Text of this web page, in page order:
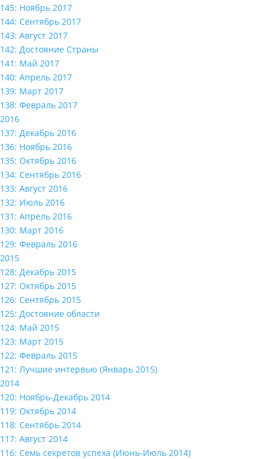
145: Ноябрь 2017
144: Сентябрь 2017
143: Август 2017
142: Достояние Страны
141: Май 2017
140: Апрель 2017
139: Март 2017
138: Февраль 2017
2016
137: Декабрь 2016
136: Ноябрь 2016
135: Октябрь 2016
134: Сентябрь 2016
133: Август 2016
132: Июль 2016
131: Апрель 2016
130: Март 2016
129: Февраль 2016
2015
128: Декабрь 2015
127: Октябрь 2015
126: Сентябрь 2015
125: Достояние области
124: Май 2015
123: Март 2015
122: Февраль 2015
121: Лучшие интервью (Январь 2015)
2014
120: Ноябрь-Декабрь 2014
119: Октябрь 2014
118: Сентябрь 2014
117: Август 2014
116: Семь секретов успеха (Июнь-Июль 2014)